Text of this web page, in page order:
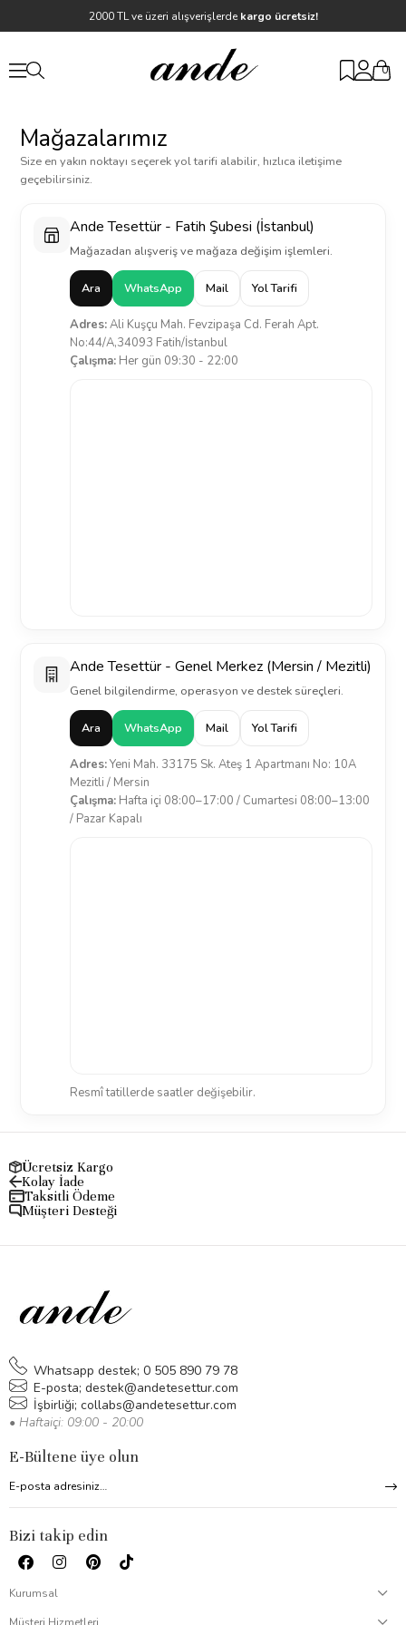
2000 TL ve üzeri alışverişlerde kargo ücretsiz!
0
Mağazalarımız
Size en yakın noktayı seçerek yol tarifi alabilir, hızlıca iletişime
geçebilirsiniz.
Ande Tesettür - Fatih Şubesi (İstanbul)
Mağazadan alışveriş ve mağaza değişim işlemleri.
Ara WhatsApp Mail Yol Tarifi
Adres:Ali Kuşçu Mah. Fevzipaşa Cd. Ferah Apt.
No:44/A,34093 Fatih/İstanbul
Çalışma: Her gün 09:30 - 22:00
Ande Tesettür - Genel Merkez (Mersin / Mezitli)
Genel bilgilendirme, operasyon ve destek süreçleri.
Ara WhatsApp Mail Yol Tarifi
Adres:Yeni Mah. 33175 Sk. Ateş 1 Apartmanı No: 10A
Mezitli / Mersin
Çalışma: Hafta içi 08:00–17:00 / Cumartesi 08:00–13:00
/ Pazar Kapalı
Resmî tatillerde saatler değişebilir.
Ücretsiz Kargo
Kolay İade
Taksitli Ödeme
Müşteri Desteği
Whatsapp destek; 0 505 890 79 78
E-posta; destek@andetesettur.com
İşbirliği; collabs@andetesettur.com
• Haftaiçi: 09:00 - 20:00
E-Bültene üye olun
Bizi takip edin
Kurumsal